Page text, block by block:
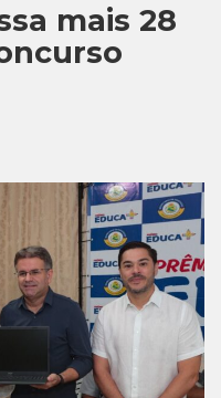
mais 28